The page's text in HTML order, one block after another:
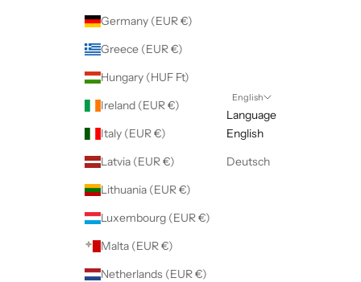
Germany (EUR €)
Greece (EUR €)
Hungary (HUF Ft)
Ireland (EUR €)
Italy (EUR €)
Latvia (EUR €)
Lithuania (EUR €)
Luxembourg (EUR €)
Malta (EUR €)
Netherlands (EUR €)
English
Language
English
Deutsch